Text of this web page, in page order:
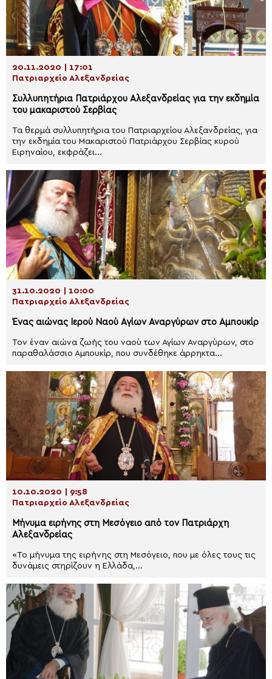
20.11.2020 | 17:01
Πατριαρχείο Αλεξανδρείας
Συλλυπητήρια Πατριάρχου Αλεξανδρείας για την εκδημία
του μακαριστού Σερβίας
Τα θερμά συλλυπητήρια του Πατριαρχείου Αλεξανδρείας, για
την εκδημία του Μακαριστού Πατριάρχου Σερβίας κυρού
Ειρηναίου, εκφράζει...
31.10.2020 | 10:00
Πατριαρχείο Αλεξανδρείας
Ένας αιώνας Ιερού Ναού Αγίων Αναργύρων στο Αμπουκίρ
Τον έναν αιώνα ζωής του ναού των Αγίων Αναργύρων, στο
παραθαλάσσιο Αμπουκίρ, που συνδέθηκε άρρηκτα...
10.10.2020 | 9:58
Πατριαρχείο Αλεξανδρείας
Μήνυμα ειρήνης στη Μεσόγειο από τον Πατριάρχη
Αλεξανδρείας
«Το μήνυμα της ειρήνης στη Μεσόγειο, που με όλες τους τις
δυνάμεις στηρίζουν η Ελλάδα,...